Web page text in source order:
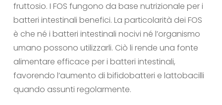
fruttosio. I FOS fungono da base nutrizionale per i
batteri intestinali benefici. La particolarità dei FOS
è che né i batteri intestinali nocivi né l’organismo
umano possono utilizzarli. Ciò li rende una fonte
alimentare efficace per i batteri intestinali,
favorendo l’aumento di bifidobatteri e lattobacilli
quando assunti regolarmente.